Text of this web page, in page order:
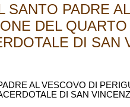
SANTO PADRE
DEL
DI SAN
AL VESCOVO DI
DI SAN